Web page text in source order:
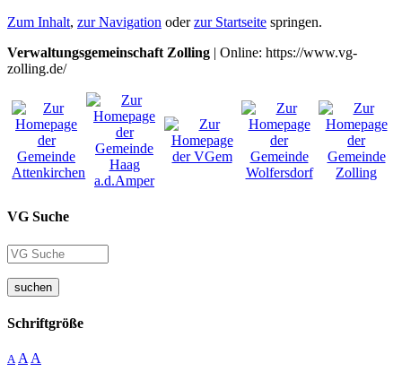
Zum Inhalt, zur Navigation oderzur Startseite springen.
Verwaltungsgemeinschaft Zolling | Online: https://www.vg-
zolling.de/
VG Suche
suchen
Schriftgröße
A A A